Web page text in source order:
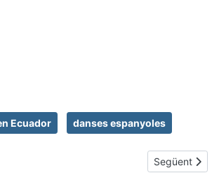
Ecuador danses espanyoles
Article
Següent